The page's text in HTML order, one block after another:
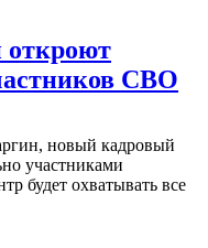
откроют
СВО
новый кадровый
участниками
будет охватывать все